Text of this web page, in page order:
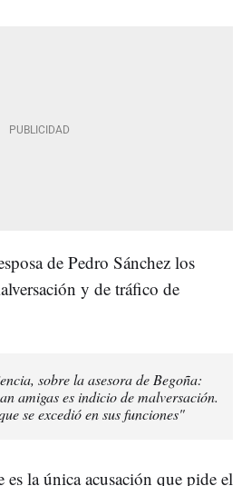
de Pedro Sánchez los
y de tráfico de
sobre la asesora de Begoña:
amigas es indicio de malversación.
se excedió en sus funciones"
la única acusación que pide el